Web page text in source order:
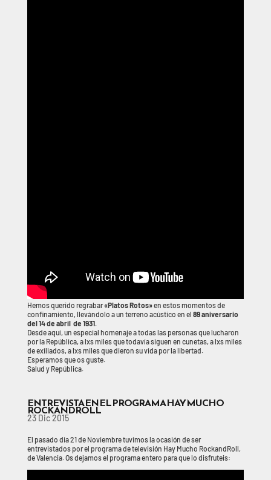
Hemos querido regrabar«Platos Rotos»en estos momentos de
confinamiento, llevándolo a un terreno acústico en el 89 aniversario
del 14 de abril de 1931.
Desde aquí, un especial homenaje a todas las personas que lucharon
por la República, a lxs miles que todavía siguen en cunetas, a lxs miles
de exiliados, a lxs miles que dieron su vida por la libertad.
Esperamos que os guste.
Salud y República.
ENTREVISTA EN EL PROGRAMA HAY MUCHO
ROCKANDROLL
23 Dic 2015
El pasado dia 21 de Noviembre tuvimos la ocasión de ser
entrevistados por el programa de televisión Hay Mucho RockandRoll,
de Valencia. Os dejamos el programa entero para que lo disfruteis: